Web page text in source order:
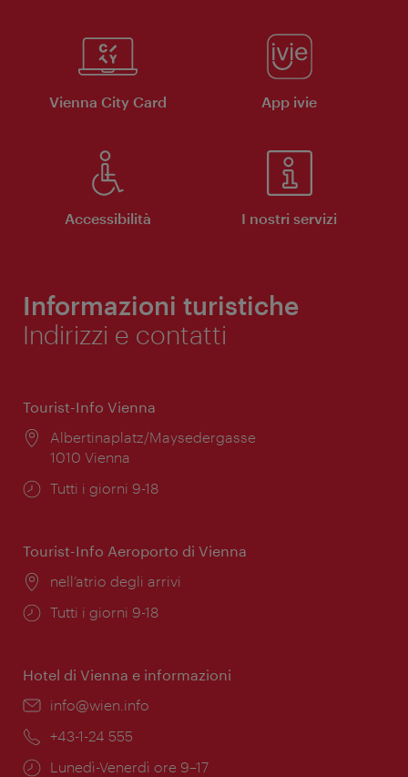
Vienna City Card App ivie
Accessibilità I nostri servizi
Informazioni turistiche
Indirizzi e contatti
Tourist-Info Vienna
Posizione:
Albertinaplatz/Maysedergasse
1010 Vienna
Orari
Tutti i giorni 9-18
Tourist-Info Aeroporto di Vienna
Posizione:
nell’atrio degli arrivi
Orari
Tutti i giorni 9-18
Hotel di Vienna e informazioni
Email:
info@wien.info
Telefono:
+43-1-24 555
Orari
Lunedì-Venerdì ore 9–17